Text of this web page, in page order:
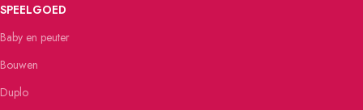
SPEELGOED
Baby en peuter
Bouwen
Duplo